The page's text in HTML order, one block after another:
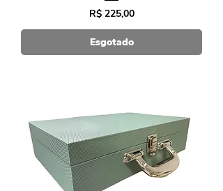
Preço
R$ 225,00
Esgotado